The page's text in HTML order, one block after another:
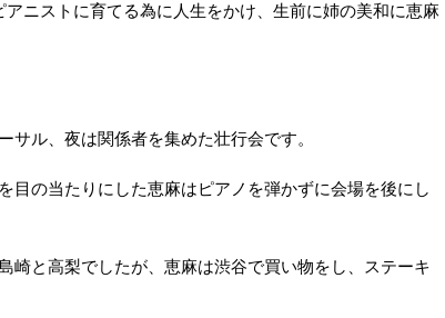
ニストに育てる為に人生をかけ、生前に姉の美和に恵麻
サル、夜は関係者を集めた壮行会です。
目の当たりにした恵麻はピアノを弾かずに会場を後にし
崎と高梨でしたが、恵麻は渋谷で買い物をし、ステーキ